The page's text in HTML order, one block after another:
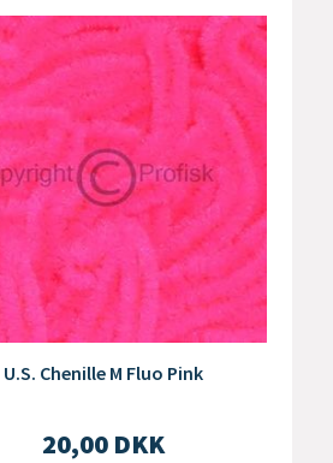
U.S. Chenille M Fluo Pink
20,00 DKK